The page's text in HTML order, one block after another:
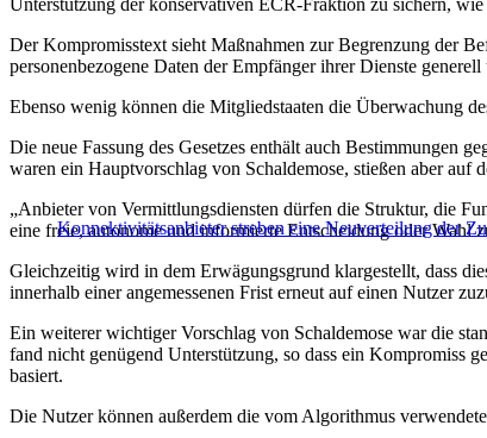
Unterstützung der konservativen ECR-Fraktion zu sichern,
Der Kompromisstext sieht Maßnahmen zur Begrenzung der
personenbezogene Daten der Empfänger ihrer Dienste
Ebenso wenig können die Mitgliedstaaten die Überwachung
Die neue Fassung des Gesetzes enthält auch Bestimmungen
waren ein Hauptvorschlag von Schaldemose, stießen aber auf
Konnektivitätsanbieter streben eine Neuverteilung der
„Anbieter von Vermittlungsdiensten dürfen die Struktur, die
eine freie, autonome und informierte Entscheidung oder Wahl
Gleichzeitig wird in dem Erwägungsgrund klargestellt, dass
innerhalb einer angemessenen Frist erneut auf einen Nutzer
Ein weiterer wichtiger Vorschlag von Schaldemose war die
fand nicht genügend Unterstützung, so dass ein Kompromiss
basiert.
Die Nutzer können außerdem die vom Algorithmus